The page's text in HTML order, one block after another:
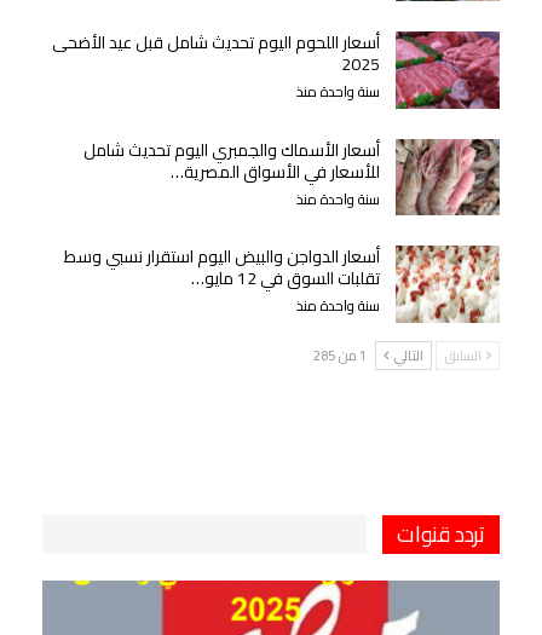
أسعار اللحوم اليوم تحديث شامل قبل عيد الأضحى
2025
سنة واحدة منذ
أسعار الأسماك والجمبري اليوم تحديث شامل
للأسعار في الأسواق المصرية…
سنة واحدة منذ
أسعار الدواجن والبيض اليوم استقرار نسبي وسط
تقلبات السوق في 12 مايو…
سنة واحدة منذ
السابق التالي 1 من 285
تردد قنوات